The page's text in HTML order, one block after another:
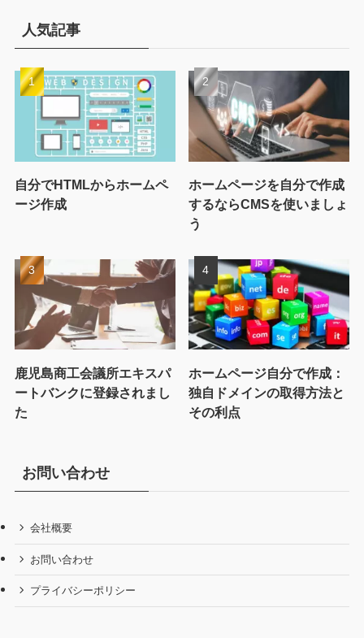
人気記事
自分でHTMLからホームペ
ージ作成
ホームページを自分で作成
するならCMSを使いましょ
う
鹿児島商工会議所エキスパ
ートバンクに登録されまし
た
ホームページ自分で作成：
独自ドメインの取得方法と
その利点
お問い合わせ
会社概要
お問い合わせ
プライバシーポリシー